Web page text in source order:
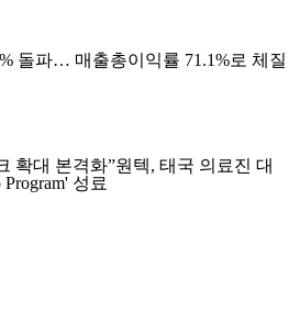
돌파… 매출총이익률 71.1%로 체질
확대 본격화”원텍, 태국 의료진 대
성료